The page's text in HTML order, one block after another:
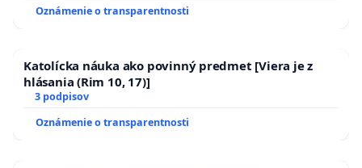
Oznámenie o transparentnosti
Katolícka náuka ako povinný predmet [Viera je z
hlásania (Rim 10, 17)]
3 podpisov
Oznámenie o transparentnosti